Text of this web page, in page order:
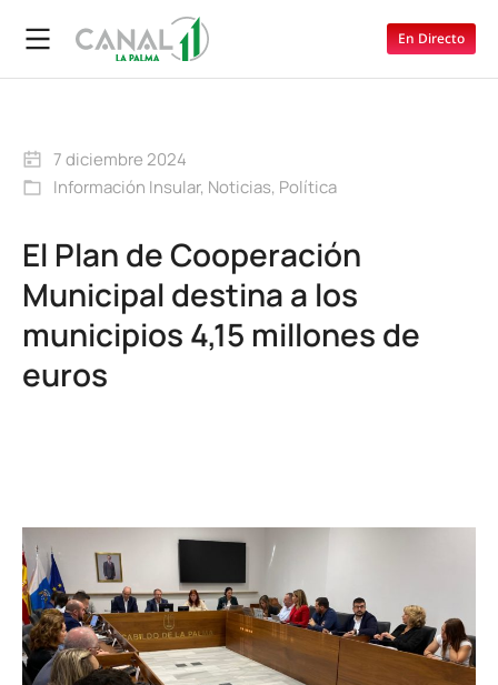
En Directo
7 diciembre 2024
Información Insular, Noticias, Política
El Plan de Cooperación
Municipal destina a los
municipios 4,15 millones de
euros